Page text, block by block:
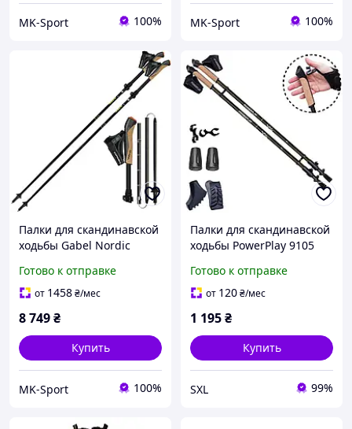
MK-Sport 100% MK-Sport 100%
Палки для скандинавской
ходьбы Gabel Nordic
(7009399300000)
Готово к отправке
от 1458₴/мес
8 749₴
Купить
MK-Sport 100%
Палки для скандинавской
ходьбы PowerPlay 9105
(пара)
Готово к отправке
от 120₴/мес
1 195₴
Купить
SXL 99%